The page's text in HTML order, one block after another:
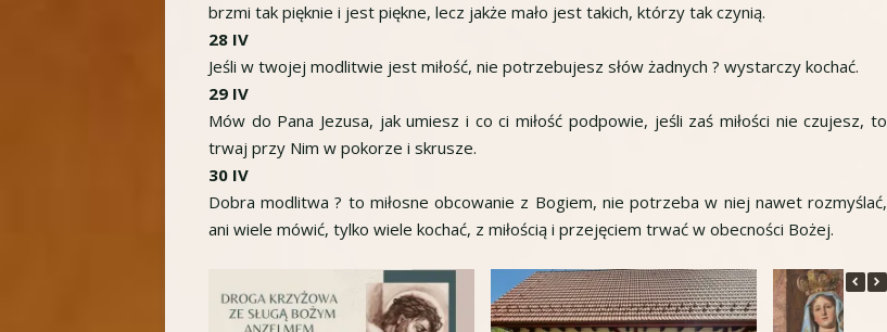
brzmi tak pięknie i jest piękne, lecz jakże mało jest takich, którzy tak czynią.
28 IV
Jeśli w twojej modlitwie jest miłość, nie potrzebujesz słów żadnych ? wystarczy kochać.
29 IV
Mów do Pana Jezusa, jak umiesz i co ci miłość podpowie, jeśli zaś miłości nie czujesz, to
trwaj przy Nim w pokorze i skrusze.
30 IV
Dobra modlitwa ? to miłosne obcowanie z Bogiem, nie potrzeba w niej nawet rozmyślać,
ani wiele mówić, tylko wiele kochać, z miłością i przejęciem trwać w obecności Bożej.